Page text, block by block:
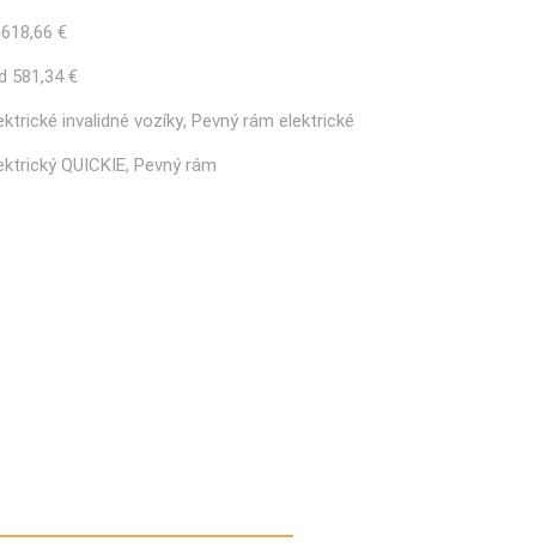
€
581,34 €
invalidné vozíky, Pevný rám elektrické
QUICKIE, Pevný rám